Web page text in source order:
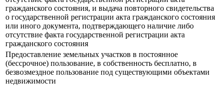
гражданского состояния, и выдача повторного свидетельства
о государственной регистрации акта гражданского состояния
или иного документа, подтверждающего наличие либо
отсутствие факта государственной регистрации акта
гражданского состояния
Предоставление земельных участков в постоянное
(бессрочное) пользование, в собственность бесплатно, в
безвозмездное пользование под существующими объектами
недвижимости